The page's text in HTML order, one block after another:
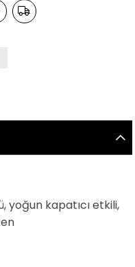
yoğun kapatıcı etkili,